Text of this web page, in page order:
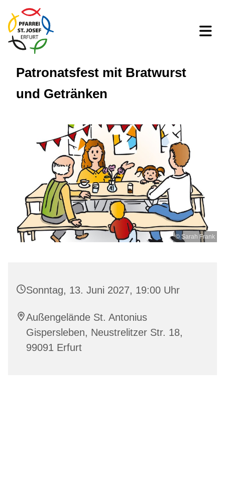
Patronatsfest mit Bratwurst
und Getränken
© Sarah Frank
Sonntag, 13. Juni 2027, 19:00 Uhr
Außengelände St. Antonius
Gispersleben, Neustrelitzer Str. 18,
99091 Erfurt